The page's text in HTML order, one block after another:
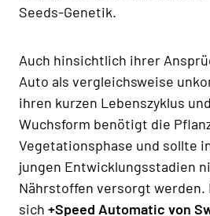
Seeds-Genetik.
Auch hinsichtlich ihrer
Auto als vergleichsweise
ihren kurzen Lebenszyklus
Wuchsform benötigt die
Vegetationsphase und sollte
jungen Entwicklungsstadien
Nährstoffen versorgt
sich +Speed Automatic von